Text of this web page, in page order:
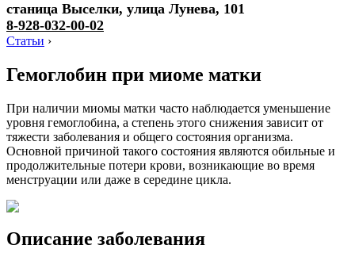
станица Выселки, улица Лунева, 101
8-928-032-00-02
Статьи ›
Гемоглобин при миоме матки
При наличии миомы матки часто наблюдается уменьшение
уровня гемоглобина, а степень этого снижения зависит от
тяжести заболевания и общего состояния организма.
Основной причиной такого состояния являются обильные и
продолжительные потери крови, возникающие во время
менструации или даже в середине цикла.
Описание заболевания